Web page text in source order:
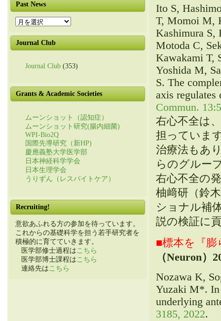
Past News
Past
News
Journal Club
Journal Club (353)
Grants & Academic Societies
ムーンショット（認知症）
ムーンショット研究(腸内細菌)
WPI-Bio2Q
国際先導研究（新HP)
慶應義塾大学医学部
日本神経科学学会
日本生理学会
うりずん（レスパイトケア）
Recruiting!
意欲あふれる方の参加を待っています。
これからの基礎科学を担う若手研究者を
積極的に育てていきます。
医学部修士過程は こちら
医学部博士課程は こちら
連絡先は こちら
Ito S,
T, Momoi M,
Kashimura S,
Motoda C,
Kawakami T,
Yoshida M,
S. The
axis
Commun.
右心不全は
担っていま
治療法もあ
らのグルー
右心不全の
柚﨑研（鈴
ショナル補
説の検証に
■標本を『
（Neuron）
Nozawa K,
Yuzaki M*. In
underlying
3185, 2022.